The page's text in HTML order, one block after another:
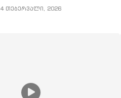
4 თებერვალი, 2026